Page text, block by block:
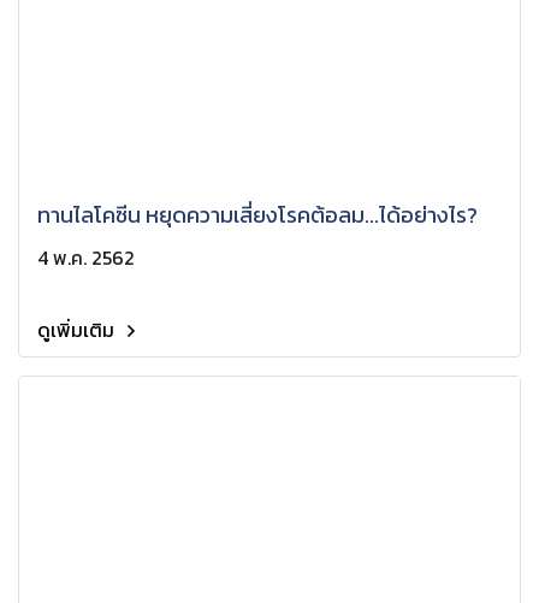
ทานไลโคซีน หยุดความเสี่ยงโรคต้อลม...ได้อย่างไร?
4 พ.ค. 2562
ดูเพิ่มเติม